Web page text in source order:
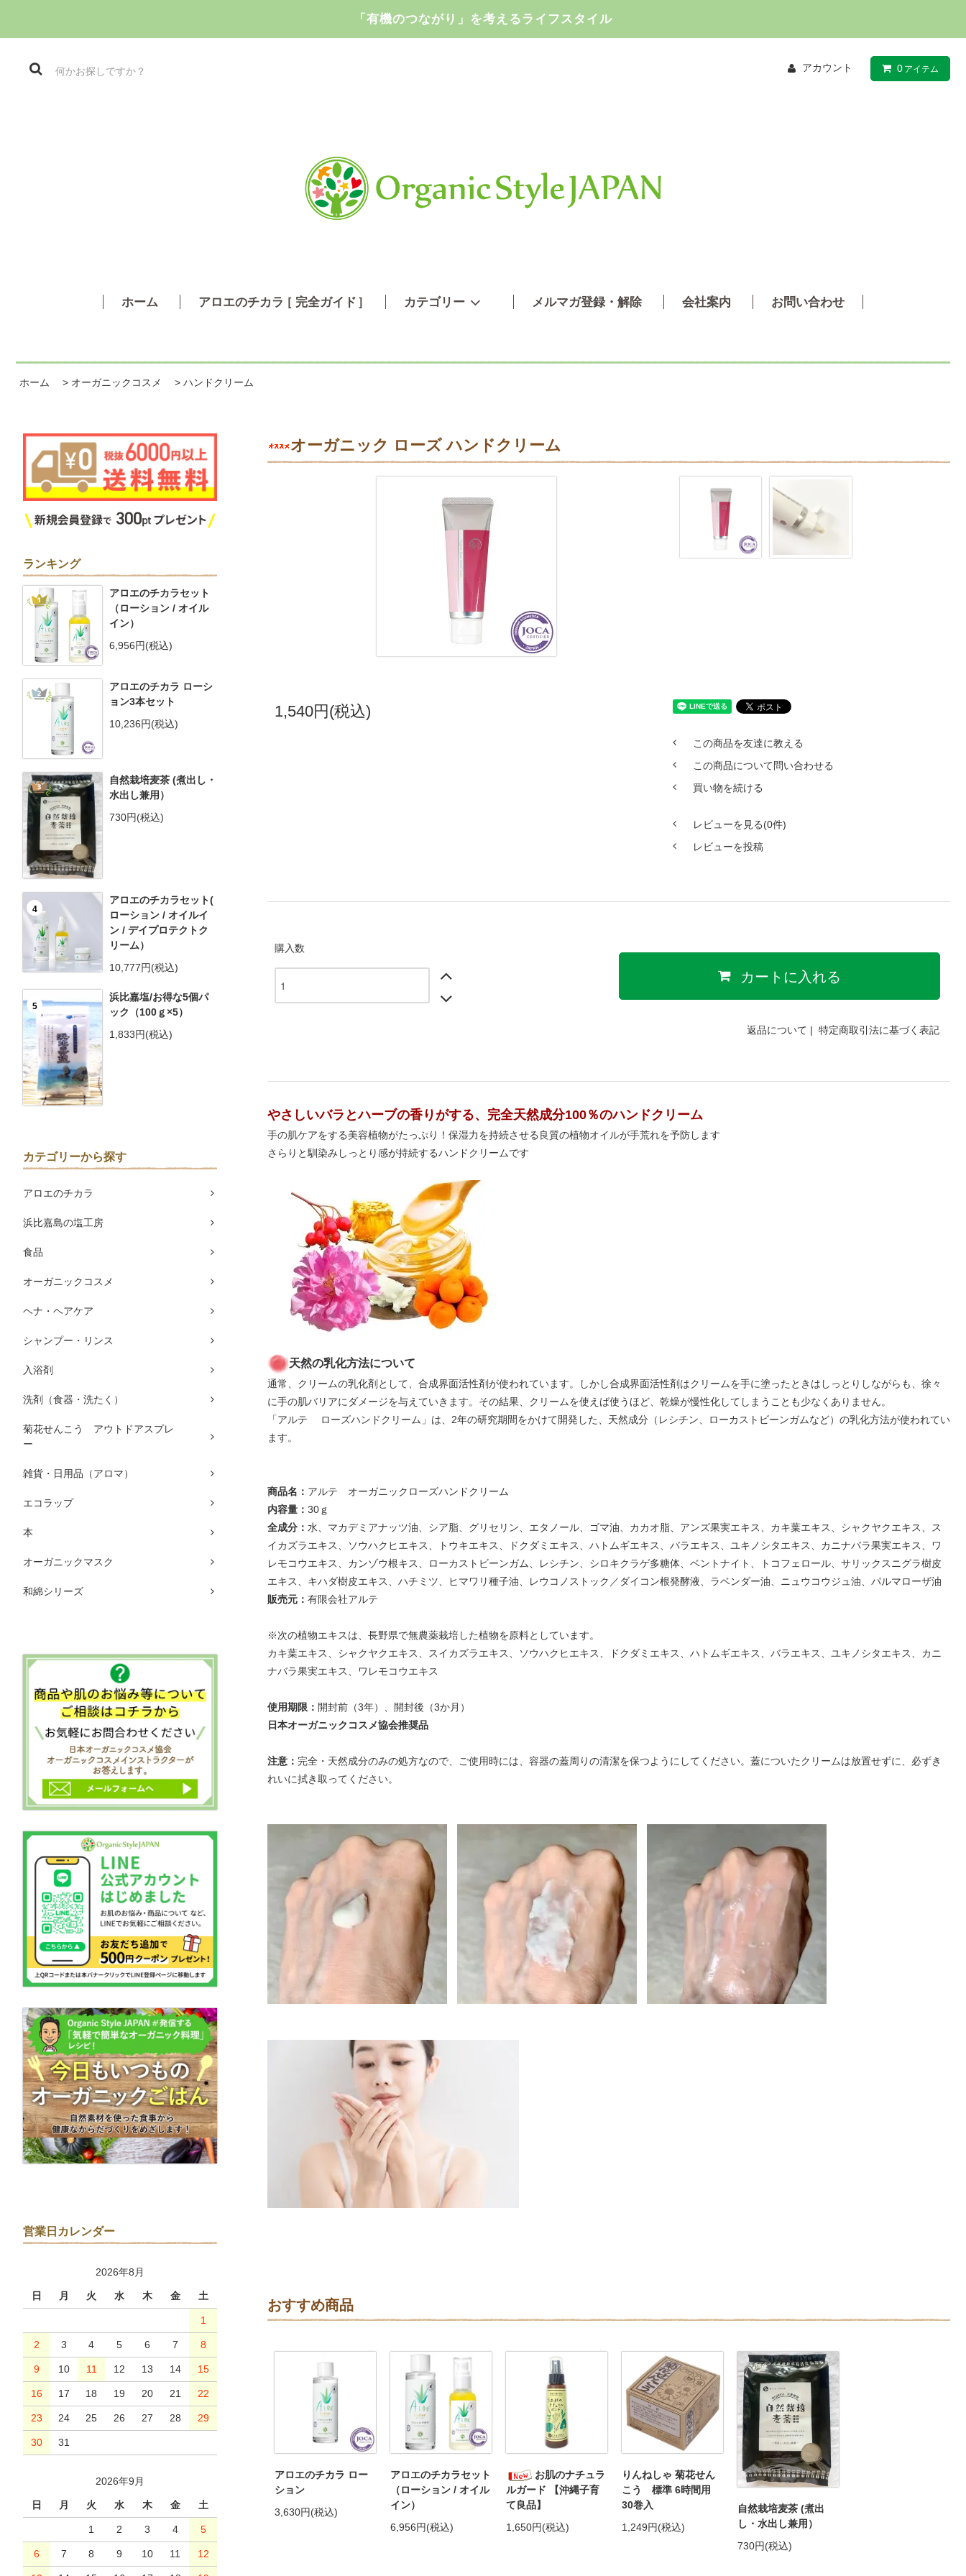
「有機のつながり」を考えるライフスタイル
アカウント 0 アイテム
ホーム アロエのチカラ［ 完全ガイド］ カテゴリー メルマガ登録・解除 会社案内 お問い合わせ
ホーム > オーガニックコスメ > ハンドクリーム
ランキング
1
アロエのチカラセット
（ローション / オイル
イン）
6,956円(税込)
2
アロエのチカラ ローシ
ョン3本セット
10,236円(税込)
3
自然栽培麦茶 (煮出し・
水出し兼用）
730円(税込)
4
アロエのチカラセット(
ローション / オイルイ
ン / デイプロテクトク
リーム）
10,777円(税込)
5
浜比嘉塩/お得な5個パ
ック（100ｇ×5）
1,833円(税込)
カテゴリーから探す
アロエのチカラ
浜比嘉島の塩工房
食品
オーガニックコスメ
ヘナ・ヘアケア
シャンプー・リンス
入浴剤
洗剤（食器・洗たく）
菊花せんこう アウトドアスプレ
ー
雑貨・日用品（アロマ）
エコラップ
本
オーガニックマスク
和綿シリーズ
営業日カレンダー
2026年8月
日 月 火 水 木 金 土
1
2 3 4 5 6 7 8
9 10 11 12 13 14 15
16 17 18 19 20 21 22
23 24 25 26 27 28 29
30 31
2026年9月
日 月 火 水 木 金 土
1 2 3 4 5
6 7 8 9 10 11 12
オーガニック ローズ ハンドクリーム
1,540円(税込)
この商品を友達に教える
この商品について問い合わせる
買い物を続ける
レビューを見る(0件)
レビューを投稿
購入数
カートに入れる
返品について | 特定商取引法に基づく表記
やさしいバラとハーブの香りがする、完全天然成分100％のハンドクリーム
手の肌ケアをする美容植物がたっぷり！保湿力を持続させる良質の植物オイルが手荒れを予防します
さらりと馴染みしっとり感が持続するハンドクリームです
天然の乳化方法について
通常、クリームの乳化剤として、合成界面活性剤が使われています。しかし合成界面活性剤はクリームを手に塗ったときはしっとりしながらも、徐々
に手の肌バリアにダメージを与えていきます。その結果、クリームを使えば使うほど、乾燥が慢性化してしまうことも少なくありません。
「アルテ ローズハンドクリーム」は、2年の研究期間をかけて開発した、天然成分（レシチン、ローカストビーンガムなど）の乳化方法が使われてい
ます。
商品名： アルテ オーガニックローズハンドクリーム
内容量： 30ｇ
全成分： 水、マカデミアナッツ油、シア脂、グリセリン、エタノール、ゴマ油、カカオ脂、アンズ果実エキス、カキ葉エキス、シャクヤクエキス、ス
イカズラエキス、ソウハクヒエキス、トウキエキス、ドクダミエキス、ハトムギエキス、バラエキス、ユキノシタエキス、カニナバラ果実エキス、ワ
レモコウエキス、カンゾウ根キス、ローカストビーンガム、レシチン、シロキクラゲ多糖体、ベントナイト、トコフェロール、サリックスニグラ樹皮
エキス、キハダ樹皮エキス、ハチミツ、ヒマワリ種子油、レウコノストック／ダイコン根発酵液、ラベンダー油、ニュウコウジュ油、パルマローザ油
販売元： 有限会社アルテ
※次の植物エキスは、長野県で無農薬栽培した植物を原料としています。
カキ葉エキス、シャクヤクエキス、スイカズラエキス、ソウハクヒエキス、ドクダミエキス、ハトムギエキス、バラエキス、ユキノシタエキス、カニ
ナバラ果実エキス、ワレモコウエキス
使用期限： 開封前（3年）、開封後（3か月）
日本オーガニックコスメ協会推奨品
注意： 完全・天然成分のみの処方なので、ご使用時には、容器の蓋周りの清潔を保つようにしてください。蓋についたクリームは放置せずに、必ずき
れいに拭き取ってください。
おすすめ商品
アロエのチカラ ロー
ション
3,630円(税込)
アロエのチカラセット
（ローション / オイル
イン）
6,956円(税込)
お肌のナチュラ
ルガード 【沖縄子育
て良品】
1,650円(税込)
りんねしゃ 菊花せん
こう 標準 6時間用
30巻入
1,249円(税込)
自然栽培麦茶 (煮出
し・水出し兼用）
730円(税込)